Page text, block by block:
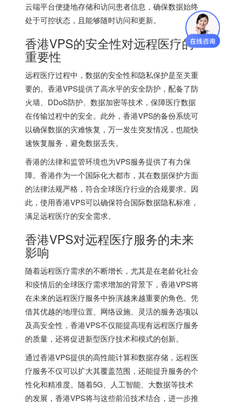
云端平台便捷地存储和访问患者信息，确保数据始终
处于可控状态，且能够随时访问和更新。
香港VPS的安全性对远程医疗的
重要性
远程医疗过程中，数据的安全性和隐私保护是至关重
要的。 香港VPS提供了高水平的安全防护，配备了防
火墙、DDoS防护、数据加密等技术，保障医疗数据
在传输过程中的安全。此外，香港VPS的备份系统可
以确保数据的灾难恢复，万一发生突发情况，也能快
速恢复服务，避免数据丢失。
香港的法律和监管环境也为VPS服务提供了有力保
障。香港作为一个国际化大都市，其在数据保护方面
的法律法规严格，符合全球医疗行业的合规要求。因
此，使用香港VPS可以确保符合国际数据隐私标准，
满足远程医疗的安全需求。
香港VPS对远程医疗服务的未来
影响
随着远程医疗需求的不断增长，尤其是在老龄化社会
和疫情后的全球医疗需求增加的背景下，香港VPS将
在未来的远程医疗服务中扮演越来越重要的角色。凭
借其优越的地理位置、网络设施、灵活的服务选项以
及高安全性，香港VPS不仅能提高现有远程医疗服务
的质量，还将促进新型医疗技术和模式的创新。
通过香港VPS提供的高性能计算和数据存储，远程医
疗服务不仅可以扩大其覆盖范围，还能提升服务的个
性化和精准度。随着5G、人工智能、大数据等技术
的发展，香港VPS将与这些前沿技术结合，进一步推